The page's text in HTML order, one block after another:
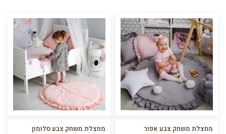
מחצלת משחק צבע אפור מחצלת משחק צבע סלומון